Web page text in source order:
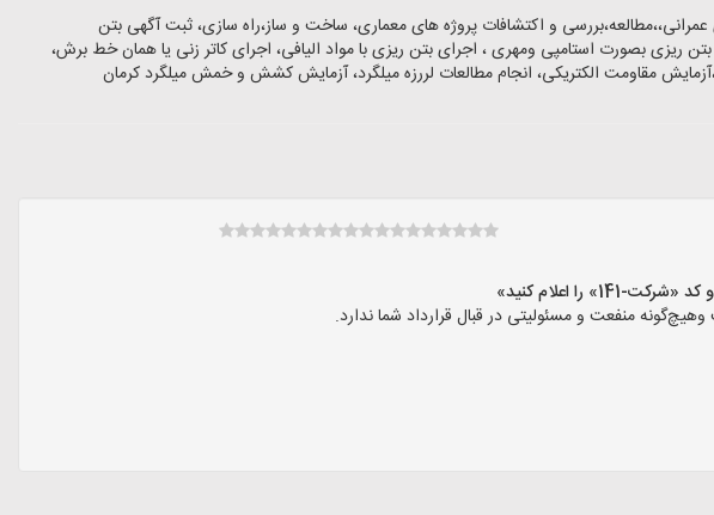
و اکتشافات پروژه های معماری، ساخت و ساز،راه سازی، ثبت آگهی بتن
ریزی بصورت استامپی ومهری ، اجرای بتن ریزی با مواد الیافی، اجرای کاتر زنی یا همان خط برش،
مقاومت الکتریکی، انجام مطالعات لررزه میلگرد، آزمایش کشش و خمش میلگرد کرمان
اعلام کنید»
منفعت و مسئولیتی در قبال قرارداد شما ندارد.